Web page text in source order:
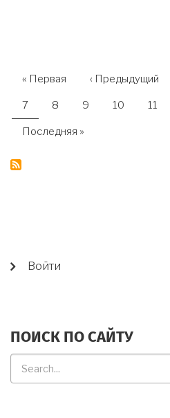
НУМЕРАЦИЯ
Первая
« Первая ←
‹ Предыдущий
Текущая
страница
7 Страница
8 Страница
9 Страница
10 11
Последняя
Последняя »
USER
Войти
ПОИСК ПО САЙТУ
по